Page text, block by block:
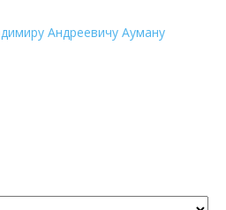
Андреевичу Ауману